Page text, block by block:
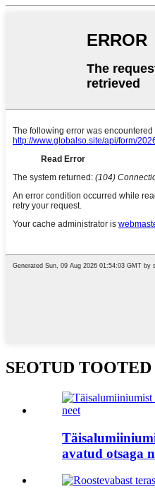
SEOTUD TOOTED
avatud otsaga